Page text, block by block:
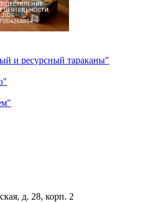
и ресурсный тараканы"
д. 28, корп. 2